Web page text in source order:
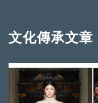
文化傳承文章